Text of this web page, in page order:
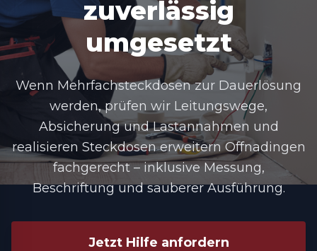
zuverlässig
umgesetzt
Wenn Mehrfachsteckdosen zur Dauerlösung
werden, prüfen wir Leitungswege,
Absicherung und Lastannahmen und
realisieren Steckdosen erweitern Offnadingen
fachgerecht – inklusive Messung,
Beschriftung und sauberer Ausführung.
Jetzt Hilfe anfordern